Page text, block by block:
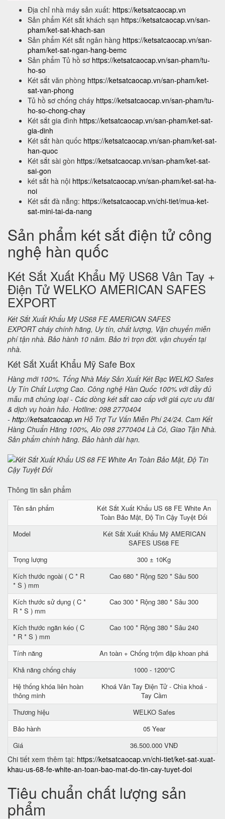
Địa chỉ nhà máy sản xuất: https://ketsatcaocap.vn
Sản phẩm Két sắt khách sạn https://ketsatcaocap.vn/san-
pham/ket-sat-khach-san
Sản phẩm Két sắt ngân hàng https://ketsatcaocap.vn/san-
pham/ket-sat-ngan-hang-bemc
Sản phẩm Tủ hồ sơ https://ketsatcaocap.vn/san-pham/tu-
ho-so
Két sắt văn phòng https://ketsatcaocap.vn/san-pham/ket-
sat-van-phong
Tủ hồ sơ chống cháy https://ketsatcaocap.vn/san-pham/tu-
ho-so-chong-chay
Két sắt gia đình https://ketsatcaocap.vn/san-pham/ket-sat-
gia-dinh
Két sắt hàn quốc https://ketsatcaocap.vn/san-pham/ket-sat-
han-quoc
Két sắt sài gòn https://ketsatcaocap.vn/san-pham/ket-sat-
sai-gon
két sắt hà nội https://ketsatcaocap.vn/san-pham/ket-sat-ha-
noi
Két sắt đà nẵng: https://ketsatcaocap.vn/chi-tiet/mua-ket-
sat-mini-tai-da-nang
Sản phẩm két sắt điện tử công
nghệ hàn quốc
Két Sắt Xuất Khẩu Mỹ US68 Vân Tay +
Điện Tử WELKO AMERICAN SAFES
EXPORT
Két Sắt Xuất Khẩu Mỹ US68 FE AMERICAN SAFES
EXPORT cháy chính hãng, Uy tín, chất lượng, Vận chuyển miễn
phí tận nhà. Bảo hành 10 năm. Bảo trì trọn đời. vận chuyển tại
nhà.
Két Sắt Xuất Khẩu Mỹ Safe Box
Hàng mới 100%. Tổng Nhà Máy Sản Xuất Két Bạc WELKO Safes
Uy Tín Chất Lượng Cao. Công nghệ Hàn Quốc 100% với đầy đủ
mẫu mã chủng loại - Các dòng két sắt cao cấp với giá cực ưu đãi
& dịch vụ hoàn hảo. Hotline: 098 2770404
- http://ketsatcaocap.vn Hỗ Trợ Tư Vấn Miễn Phí 24/24. Cam Kết
Hàng Chuẩn Hãng 100%, Alo 098 2770404 Là Có, Giao Tận Nhà.
Sản phẩm chính hãng. Bảo hành dài hạn.
Thông tin sản phẩm
Tên sản phẩm
Két Sắt Xuất Khẩu US 68 FE White An
Toàn Bảo Mật, Độ Tin Cậy Tuyệt Đối
Model
Két Sắt Xuất Khẩu Mỹ AMERICAN
SAFES US68 FE
Trọng lượng
300 ± 10Kg
Kích thước ngoài ( C * R
* S ) mm
Cao 680 * Rộng 520 * Sâu 500
Kích thước sử dụng ( C *
R * S ) mm
Cao 300 * Rộng 380 * Sâu 300
Kích thước ngăn kéo ( C
* R * S ) mm
Cao 100 * Rộng 380 * Sâu 240
Tính năng
An toàn + Chống trộm đập khoan phá
Khả năng chống cháy
1000 - 1200°C
Hệ thống khóa liên hoàn
thông minh
Khoá Vân Tay Điện Tử - Chìa khoá -
Tay Cầm
Thương hiệu
WELKO Safes
Bảo hành
05 Year
Giá
36.500.000 VNĐ
Chi tiết xem thêm tại: https://ketsatcaocap.vn/chi-tiet/ket-sat-xuat-
khau-us-68-fe-white-an-toan-bao-mat-do-tin-cay-tuyet-doi
Tiêu chuẩn chất lượng sản
phẩm